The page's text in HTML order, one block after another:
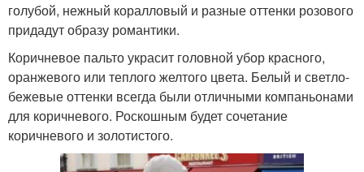
голубой, нежный коралловый и разные оттенки розового
придадут образу романтики.
Коричневое пальто украсит головной убор красного,
оранжевого или теплого желтого цвета. Белый и светло-
бежевые оттенки всегда были отличными компаньонами
для коричневого. Роскошным будет сочетание
коричневого и золотистого.